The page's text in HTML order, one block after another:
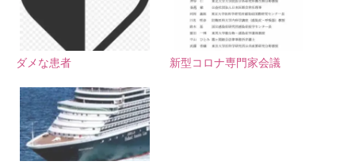
ダメな患者 新型コロナ専門家会議